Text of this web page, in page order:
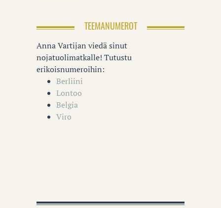
TEEMANUMEROT
Anna Vartijan viedä sinut
nojatuolimatkalle! Tutustu
erikoisnumeroihin:
Berliini
Lontoo
Belgia
Viro